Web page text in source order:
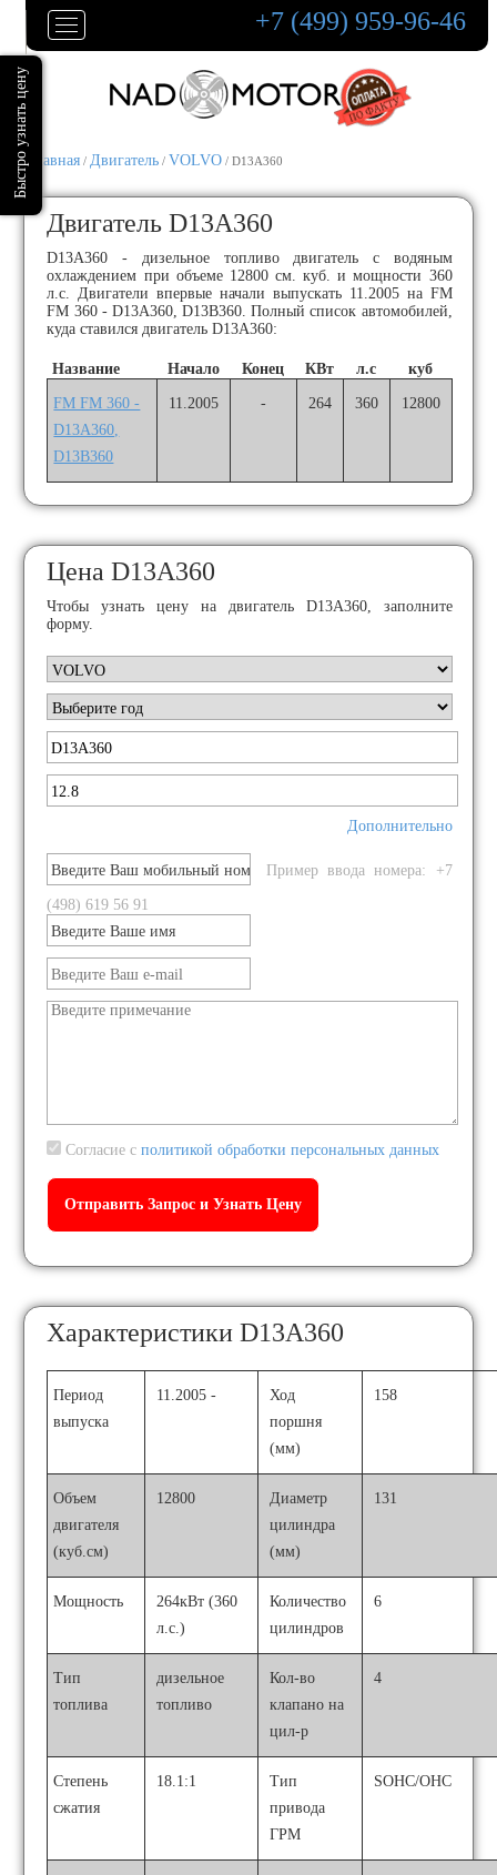
+7 (499) 959-96-46
Главная / Двигатель / VOLVO / D13A360
Двигатель D13A360
D13A360 - дизельное топливо двигатель с водяным
охлаждением при объеме 12800 см. куб. и мощности 360
л.с. Двигатели впервые начали выпускать 11.2005 на FM
FM 360 - D13A360, D13B360. Полный список автомобилей,
куда ставился двигатель D13A360:
Название Начало Конец КВт л.с куб
FM FM 360 -
D13A360,
D13B360
11.2005 - 264 360 12800
Цена D13A360
Чтобы узнать цену на двигатель D13A360, заполните
форму.
Дополнительно
Пример ввода номера: +7
(498) 619 56 91
Согласие сполитикой обработки персональных данных
Характеристики D13A360
Период
выпуска
11.2005 -
Ход
поршня
(мм)
158
Объем
двигателя
(куб.см)
12800
Диаметр
цилиндра
(мм)
131
Мощность
264кВт (360
л.с.)
Количество
цилиндров
6
Тип
топлива
дизельное
топливо
Кол-во
клапано на
цил-р
4
Степень
сжатия
18.1:1
Тип
привода
ГРМ
SOHC/OHC